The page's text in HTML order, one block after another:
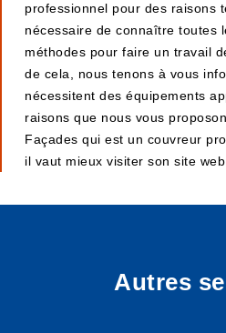
professionnel pour des raisons
nécessaire de connaître toutes
méthodes pour faire un travail
de cela, nous tenons à vous
nécessitent des équipements
raisons que nous vous
Façades qui est un couvreur
il vaut mieux visiter son site web.
Autres